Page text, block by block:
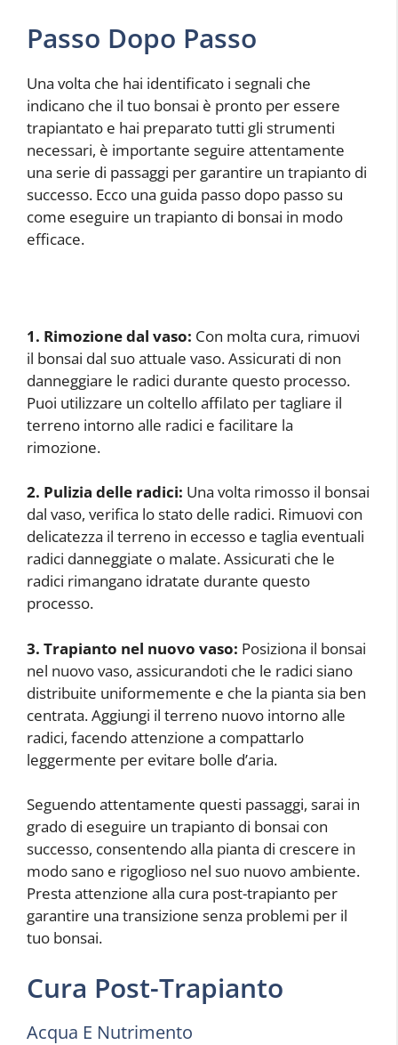
Passo Dopo Passo
Una volta che hai identificato i segnali che
indicano che il tuo bonsai è pronto per essere
trapiantato e hai preparato tutti gli strumenti
necessari, è importante seguire attentamente
una serie di passaggi per garantire un trapianto di
successo. Ecco una guida passo dopo passo su
come eseguire un trapianto di bonsai in modo
efficace.
1. Rimozione dal vaso: Con molta cura, rimuovi
il bonsai dal suo attuale vaso. Assicurati di non
danneggiare le radici durante questo processo.
Puoi utilizzare un coltello affilato per tagliare il
terreno intorno alle radici e facilitare la
rimozione.
2. Pulizia delle radici: Una volta rimosso il bonsai
dal vaso, verifica lo stato delle radici. Rimuovi con
delicatezza il terreno in eccesso e taglia eventuali
radici danneggiate o malate. Assicurati che le
radici rimangano idratate durante questo
processo.
3. Trapianto nel nuovo vaso: Posiziona il bonsai
nel nuovo vaso, assicurandoti che le radici siano
distribuite uniformemente e che la pianta sia ben
centrata. Aggiungi il terreno nuovo intorno alle
radici, facendo attenzione a compattarlo
leggermente per evitare bolle d’aria.
Seguendo attentamente questi passaggi, sarai in
grado di eseguire un trapianto di bonsai con
successo, consentendo alla pianta di crescere in
modo sano e rigoglioso nel suo nuovo ambiente.
Presta attenzione alla cura post-trapianto per
garantire una transizione senza problemi per il
tuo bonsai.
Cura Post-Trapianto
Acqua E Nutrimento